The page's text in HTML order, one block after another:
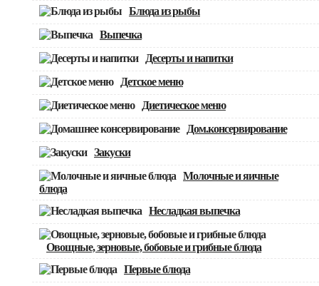
Блюда из рыбы
Выпечка
Десерты и напитки
Детское меню
Диетическое меню
Дом.консервирование
Закуски
Молочные и яичные
блюда
Несладкая выпечка
Овощные, зерновые, бобовые и грибные блюда
Первые блюда